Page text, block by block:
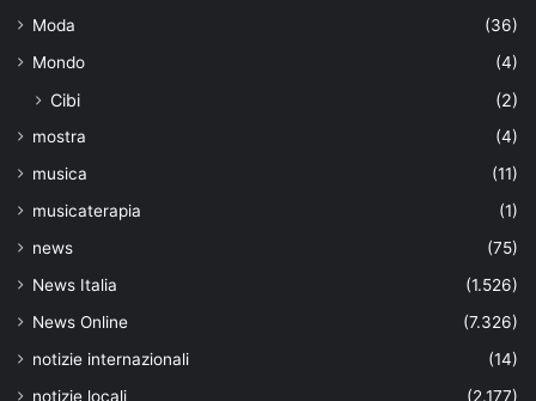
Moda
(36)
Mondo
(4)
Cibi (2)
mostra
(4)
musica
(11)
musicaterapia
(1)
news
(75)
News Italia
(1.526)
News Online
(7.326)
notizie internazionali
(14)
notizie locali
(2.177)